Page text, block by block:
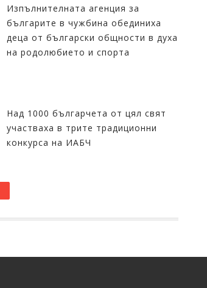
Изпълнителната агенция за
българите в чужбина обединиха
деца от български общности в духа
на родолюбието и спорта
Над 1000 българчета от цял свят
участваха в трите традиционни
конкурса на ИАБЧ